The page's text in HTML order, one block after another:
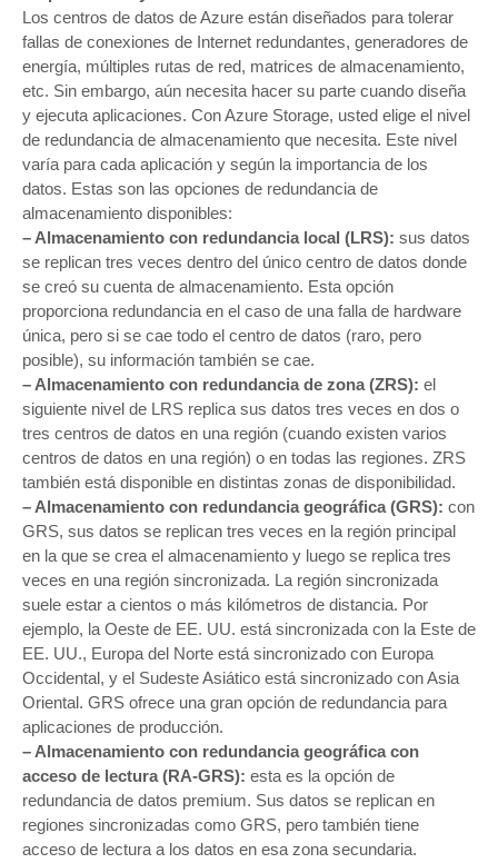
Los centros de datos de Azure están diseñados para tolerar
fallas de conexiones de Internet redundantes, generadores de
energía, múltiples rutas de red, matrices de almacenamiento,
etc. Sin embargo, aún necesita hacer su parte cuando diseña
y ejecuta aplicaciones. Con Azure Storage, usted elige el nivel
de redundancia de almacenamiento que necesita. Este nivel
varía para cada aplicación y según la importancia de los
datos. Estas son las opciones de redundancia de
almacenamiento disponibles:
– Almacenamiento con redundancia local (LRS): sus datos
se replican tres veces dentro del único centro de datos donde
se creó su cuenta de almacenamiento. Esta opción
proporciona redundancia en el caso de una falla de hardware
única, pero si se cae todo el centro de datos (raro, pero
posible), su información también se cae.
– Almacenamiento con redundancia de zona (ZRS): el
siguiente nivel de LRS replica sus datos tres veces en dos o
tres centros de datos en una región (cuando existen varios
centros de datos en una región) o en todas las regiones. ZRS
también está disponible en distintas zonas de disponibilidad.
– Almacenamiento con redundancia geográfica (GRS): con
GRS, sus datos se replican tres veces en la región principal
en la que se crea el almacenamiento y luego se replica tres
veces en una región sincronizada. La región sincronizada
suele estar a cientos o más kilómetros de distancia. Por
ejemplo, la Oeste de EE. UU. está sincronizada con la Este de
EE. UU., Europa del Norte está sincronizado con Europa
Occidental, y el Sudeste Asiático está sincronizado con Asia
Oriental. GRS ofrece una gran opción de redundancia para
aplicaciones de producción.
– Almacenamiento con redundancia geográfica con
acceso de lectura (RA-GRS): esta es la opción de
redundancia de datos premium. Sus datos se replican en
regiones sincronizadas como GRS, pero también tiene
acceso de lectura a los datos en esa zona secundaria.